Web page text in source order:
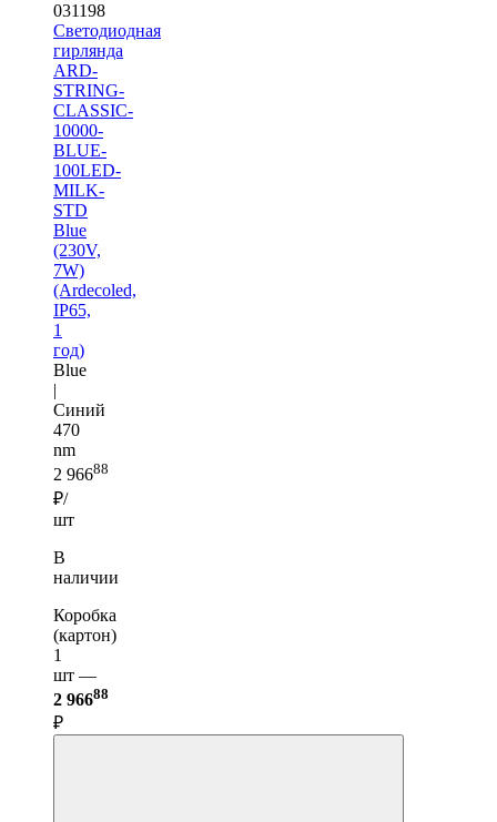
031198
Светодиодная
гирлянда
ARD-
STRING-
CLASSIC-
10000-
BLUE-
100LED-
MILK-
STD
Blue
(230V,
7W)
(Ardecoled,
IP65,
1
год)
Blue
|
Синий
470
nm
2 96688
₽/
шт
В
наличии
Коробка
(картон)
1
шт —
2 96688
₽